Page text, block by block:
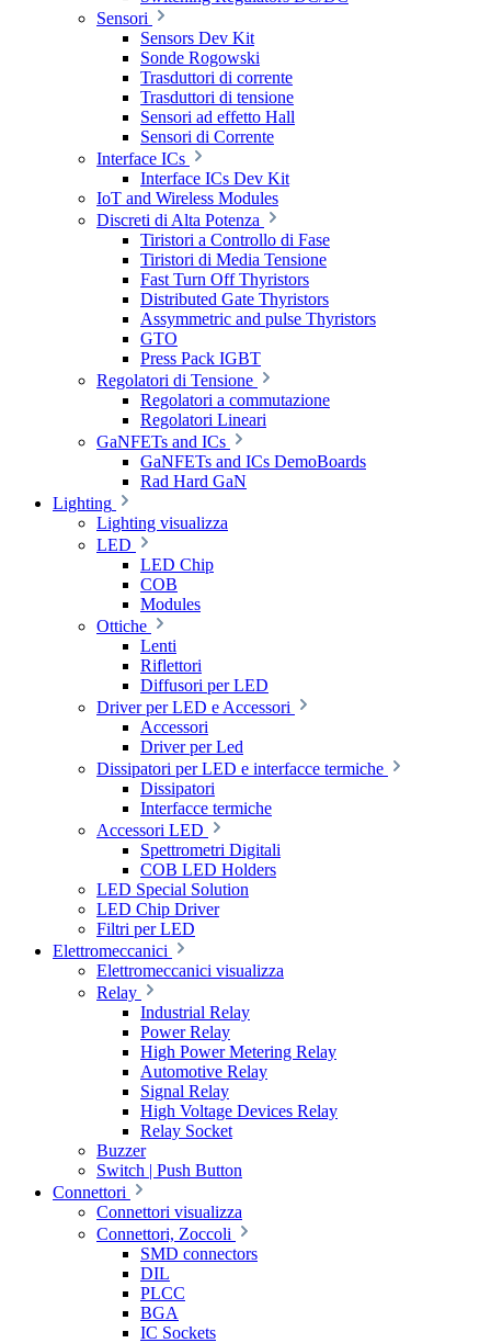
Sensori
Sensors Dev Kit
Sonde Rogowski
Trasduttori di corrente
Trasduttori di tensione
Sensori ad effetto Hall
Sensori di Corrente
Interface ICs
Interface ICs Dev Kit
IoT and Wireless Modules
Discreti di Alta Potenza
Tiristori a Controllo di Fase
Tiristori di Media Tensione
Fast Turn Off Thyristors
Distributed Gate Thyristors
Assymmetric and pulse Thyristors
GTO
Press Pack IGBT
Regolatori di Tensione
Regolatori a commutazione
Regolatori Lineari
GaNFETs and ICs
GaNFETs and ICs DemoBoards
Rad Hard GaN
Lighting
Lighting visualizza
LED
LED Chip
COB
Modules
Ottiche
Lenti
Riflettori
Diffusori per LED
Driver per LED e Accessori
Accessori
Driver per Led
Dissipatori per LED e interfacce termiche
Dissipatori
Interfacce termiche
Accessori LED
Spettrometri Digitali
COB LED Holders
LED Special Solution
LED Chip Driver
Filtri per LED
Elettromeccanici
Elettromeccanici visualizza
Relay
Industrial Relay
Power Relay
High Power Metering Relay
Automotive Relay
Signal Relay
High Voltage Devices Relay
Relay Socket
Buzzer
Switch | Push Button
Connettori
Connettori visualizza
Connettori, Zoccoli
SMD connectors
DIL
PLCC
BGA
IC Sockets